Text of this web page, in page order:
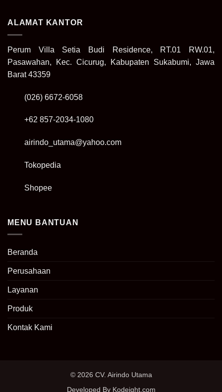
ALAMAT KANTOR
Perum Villa Setia Budi Residence, RT.01 RW.01,
Pasawahan, Kec. Cicurug, Kabupaten Sukabumi, Jawa
Barat 43359
(026) 6672-6058
+62 857-2034-1080
airindo_utama@yahoo.com
Tokopedia
Shopee
MENU BANTUAN
Beranda
Perusahaan
Layanan
Produk
Kontak Kami
© 2026 CV. Airindo Utama
Developed By Kodeight.com